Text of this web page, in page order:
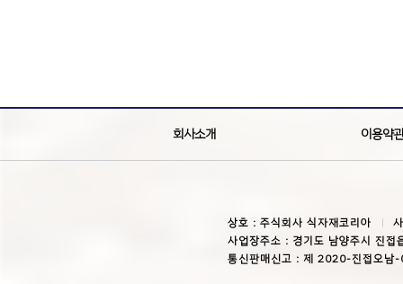
회사소개 이용약
상호 : 주식회사 식자재코리아
사업장주소 : 경기도 남양주시 진
통신판매신고 : 제 2020-진접오남